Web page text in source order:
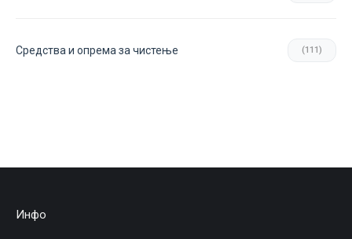
Средства и опрема за чистење (111)
Инфо